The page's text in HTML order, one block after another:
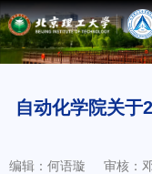
自动化学院关于
编辑：何语璇 审核：